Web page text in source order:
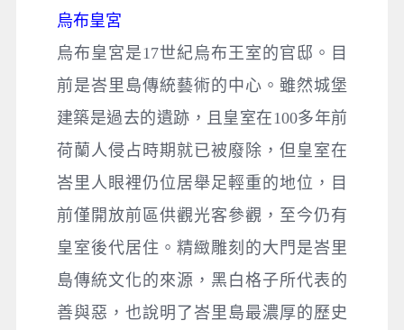
烏布皇宮
烏布皇宮是17世紀烏布王室的官邸。目
前是峇里島傳統藝術的中心。雖然城堡
建築是過去的遺跡，且皇室在100多年前
荷蘭人侵占時期就已被廢除，但皇室在
峇里人眼裡仍位居舉足輕重的地位，目
前僅開放前區供觀光客參觀，至今仍有
皇室後代居住。精緻雕刻的大門是峇里
島傳統文化的來源，黑白格子所代表的
善與惡，也說明了峇里島最濃厚的歷史